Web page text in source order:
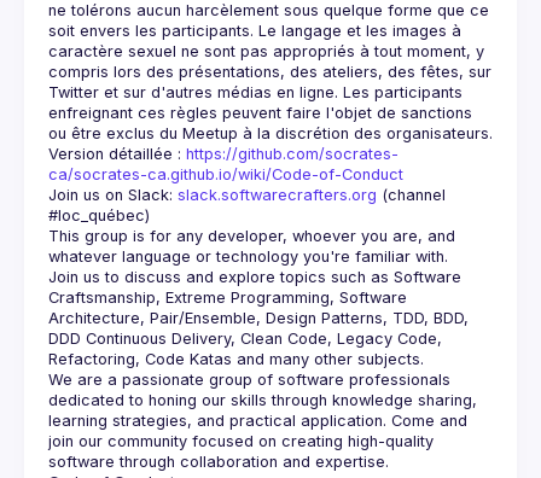
ne tolérons aucun harcèlement sous quelque forme que ce
soit envers les participants. Le langage et les images à
caractère sexuel ne sont pas appropriés à tout moment, y
compris lors des présentations, des ateliers, des fêtes, sur
Twitter et sur d'autres médias en ligne. Les participants
enfreignant ces règles peuvent faire l'objet de sanctions
Version détaillée : https://github.com/socrates-
ca/socrates-ca.github.io/wiki/Code-of-Conduct
Join us on Slack: slack.softwarecrafters.org (channel
#loc_québec)
This group is for any developer, whoever you are, and
Join us to discuss and explore topics such as Software
Craftsmanship, Extreme Programming, Software
Architecture, Pair/Ensemble, Design Patterns, TDD, BDD,
DDD Continuous Delivery, Clean Code, Legacy Code,
We are a passionate group of software professionals
dedicated to honing our skills through knowledge sharing,
learning strategies, and practical application. Come and
join our community focused on creating high-quality